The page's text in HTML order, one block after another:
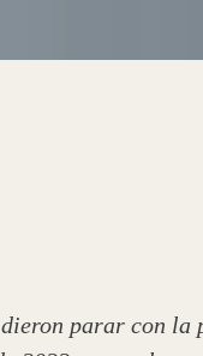
parar con la